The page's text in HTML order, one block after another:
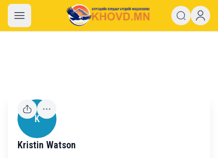
khovd.mn
K
Kristin Watson